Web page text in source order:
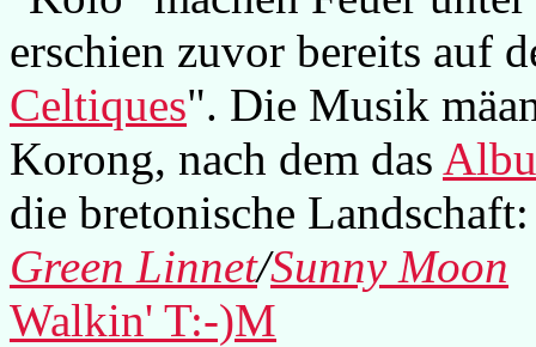
erschien zuvor bereits auf
Celtiques". Die Musik
Korong, nach dem das
die bretonische
Green Linnet/Sunny Moon
Walkin' T:-)M